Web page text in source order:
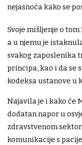
nejasnoća kako se
Svoje mišljenje o
a u njemu je
svakog zaposlenika
principa, kao i da
kodeksa ustanove u
Najavila je i kako će
dodatan napor u
zdravstvenom
komunikacije s